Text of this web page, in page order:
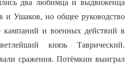
два любимца и выдвиженца
Ушаков, но общее руководство
кампаний и военных действий в
князь Таврический.
сражения. Потёмкин выиграл